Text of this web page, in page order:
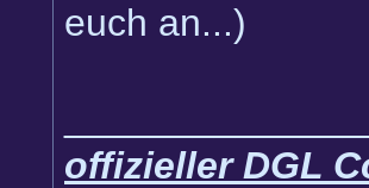
euch an...)
offizieller DGL